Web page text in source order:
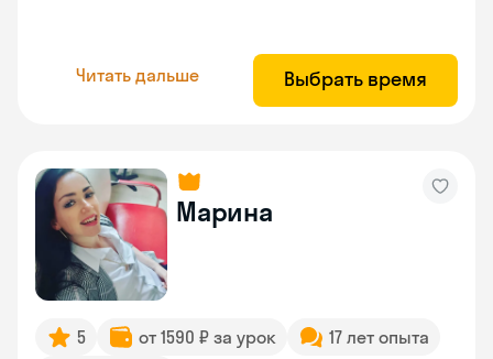
Читать дальше Выбрать время
Марина
5 от 1590 ₽ за урок
17 лет опыта